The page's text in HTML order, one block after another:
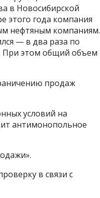
в Новосибирской
этого года компания
нефтяным компаниям.
— в два раза по
При этом общий объем
продаж
условий на
антимонопольное
в связи с